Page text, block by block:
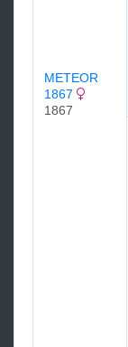
METEOR
1867
1867